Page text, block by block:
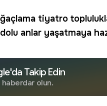
tiyatro
anlar yaşatmaya
Takip Edin
haberdar olun.